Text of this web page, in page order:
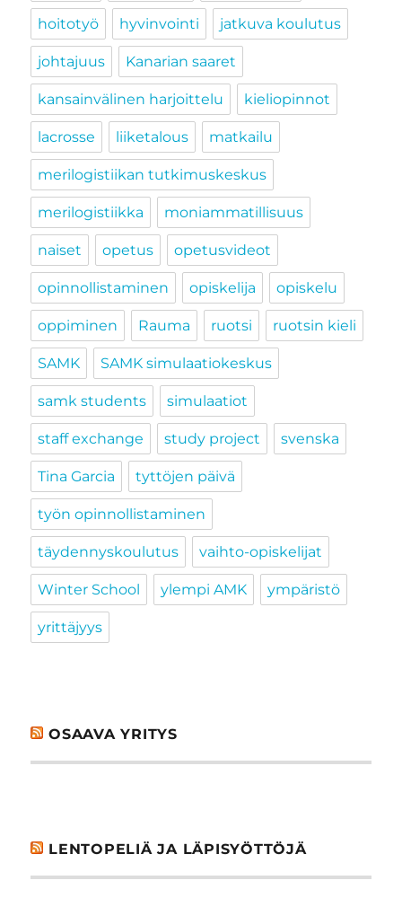
hoitotyö hyvinvointi jatkuva koulutus
johtajuus Kanarian saaret
kansainvälinen harjoittelu kieliopinnot
lacrosse liiketalous matkailu
merilogistiikan tutkimuskeskus
merilogistiikka moniammatillisuus
naiset opetus opetusvideot
opinnollistaminen opiskelija opiskelu
oppiminen Rauma ruotsi ruotsin kieli
SAMK SAMK simulaatiokeskus
samk students simulaatiot
staff exchange study project svenska
Tina Garcia tyttöjen päivä
työn opinnollistaminen
täydennyskoulutus vaihto-opiskelijat
Winter School ylempi AMK ympäristö
yrittäjyys
OSAAVA YRITYS
LENTOPELIÄ JA LÄPISYÖTTÖJÄ